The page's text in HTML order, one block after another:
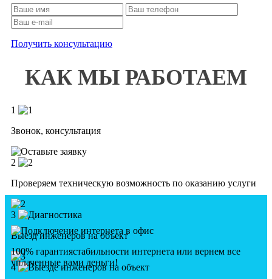
Получить консультацию
КАК МЫ РАБОТАЕМ
1
Звонок, консультация
2
Проверяем техническую возможность по оказанию услуги
3
Выезд инженеров на объект
4
100% гарантиястабильности интернета или вернем все
уплаченные вами деньги!